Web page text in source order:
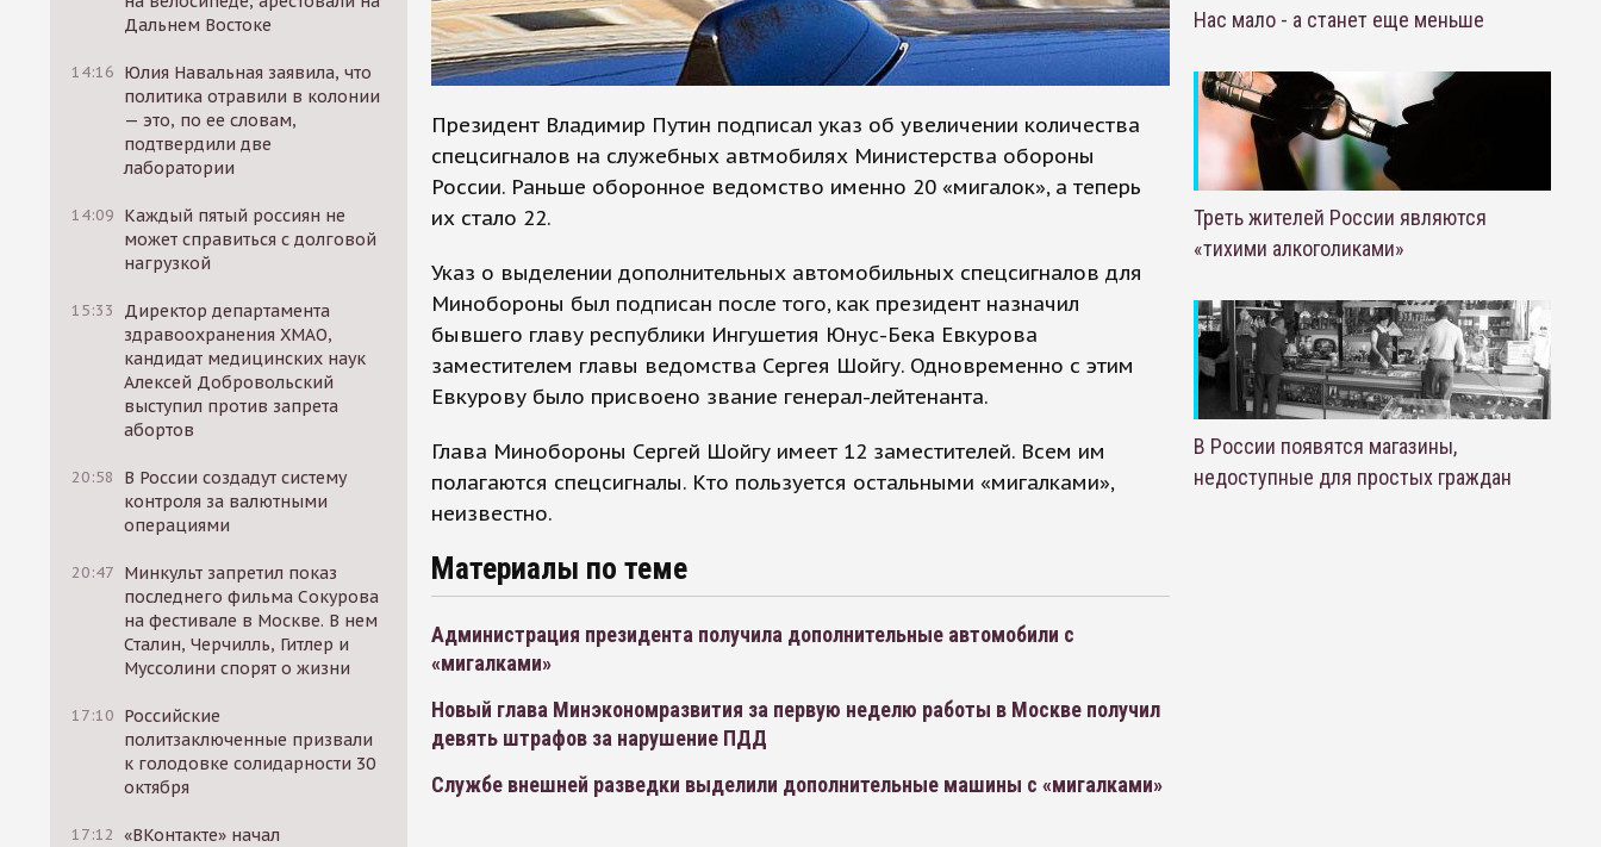
Дальнем Востоке
14:16 Юлия Навальная заявила, что
политика отравили в колонии
— это, по ее словам,
подтвердили две
лаборатории
14:09 Каждый пятый россиян не
может справиться с долговой
нагрузкой
15:33
Директор департамента
здравоохранения ХМАО,
кандидат медицинских наук
Алексей Добровольский
выступил против запрета
абортов
20:58
В России создадут систему
контроля за валютными
операциями
20:47 Минкульт запретил показ
последнего фильма Сокурова
на фестивале в Москве. В нем
Сталин, Черчилль, Гитлер и
Муссолини спорят о жизни
17:10 Российские
политзаключенные призвали
к голодовке солидарности 30
октября
17:12 «ВКонтакте» начал
Президент Владимир Путин подписал указ об увеличении количества
спецсигналов на служебных автмобилях Министерства обороны
России. Раньше оборонное ведомство именно 20 «мигалок», а теперь
их стало 22.
Указ о выделении дополнительных автомобильных спецсигналов для
Минобороны был подписан после того, как президент назначил
бывшего главу республики Ингушетия Юнус-Бека Евкурова
заместителем главы ведомства Сергея Шойгу. Одновременно с этим
Евкурову было присвоено звание генерал-лейтенанта.
Глава Минобороны Сергей Шойгу имеет 12 заместителей. Всем им
полагаются спецсигналы. Кто пользуется остальными «мигалками»,
неизвестно.
Материалы по теме
Администрация президента получила дополнительные автомобили с
«мигалками»
Новый глава Минэкономразвития за первую неделю работы в Москве получил
девять штрафов за нарушение ПДД
Службе внешней разведки выделили дополнительные машины с «мигалками»
Нас мало - а станет еще меньше
Треть жителей России являются
«тихими алкоголиками»
В России появятся магазины,
недоступные для простых граждан